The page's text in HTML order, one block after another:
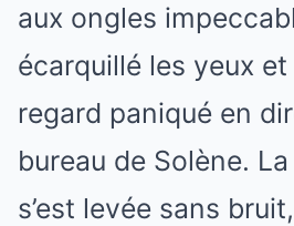
aux ongles
écarquillé les yeux
regard paniqué en
bureau de Solène.
s’est levée sans